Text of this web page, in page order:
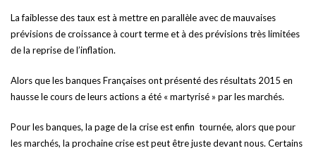
La faiblesse des taux est à mettre en parallèle avec de mauvaises
prévisions de croissance à court terme et à des prévisions très limitées
de la reprise de l’inflation.
Alors que les banques Françaises ont présenté des résultats 2015 en
hausse le cours de leurs actions a été « martyrisé » par les marchés.
Pour les banques, la page de la crise est enfin tournée, alors que pour
les marchés, la prochaine crise est peut être juste devant nous. Certains